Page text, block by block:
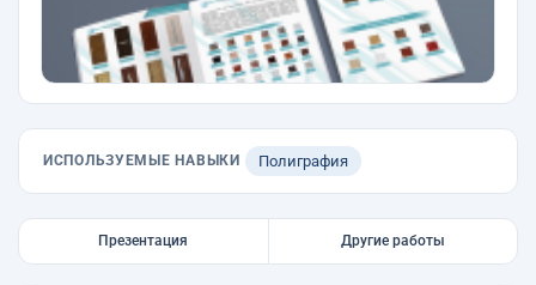
ИСПОЛЬЗУЕМЫЕ НАВЫКИ Полиграфия
Презентация Другие работы